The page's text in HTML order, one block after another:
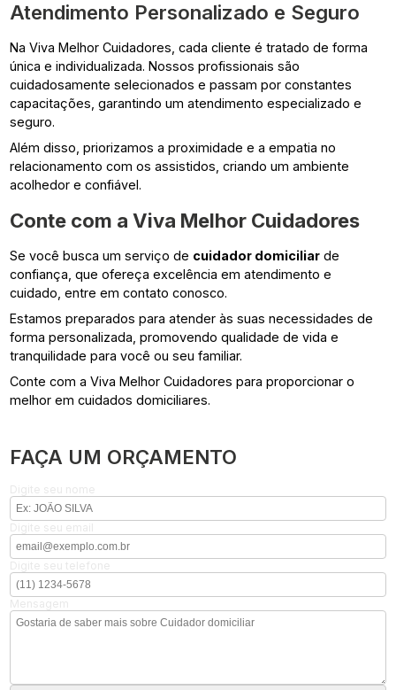
Atendimento Personalizado e Seguro
Na Viva Melhor Cuidadores, cada cliente é tratado de forma
única e individualizada. Nossos profissionais são
cuidadosamente selecionados e passam por constantes
capacitações, garantindo um atendimento especializado e
seguro.
Além disso, priorizamos a proximidade e a empatia no
relacionamento com os assistidos, criando um ambiente
acolhedor e confiável.
Conte com a Viva Melhor Cuidadores
Se você busca um serviço de cuidador domiciliar de
confiança, que ofereça excelência em atendimento e
cuidado, entre em contato conosco.
Estamos preparados para atender às suas necessidades de
forma personalizada, promovendo qualidade de vida e
tranquilidade para você ou seu familiar.
Conte com a Viva Melhor Cuidadores para proporcionar o
melhor em cuidados domiciliares.
FAÇA UM ORÇAMENTO